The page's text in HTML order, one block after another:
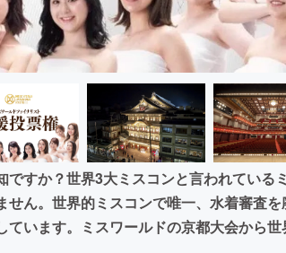
すか？世界3大ミスコンと言われている
ん。世界的ミスコンで唯一、水着審査を
います。ミスワールドの京都大会から世